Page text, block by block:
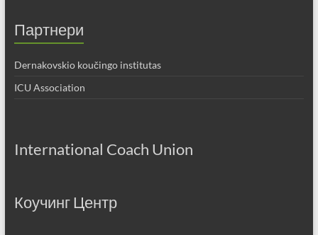
Партнери
Dernakovskio koučingo institutas
ICU Association
International Coach Union
Коучинг Центр